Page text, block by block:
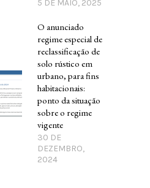
5 DE MAIO, 2025
O anunciado
regime especial de
reclassificação de
solo rústico em
urbano, para fins
habitacionais:
ponto da situação
sobre o regime
vigente
30 DE
DEZEMBRO,
2024